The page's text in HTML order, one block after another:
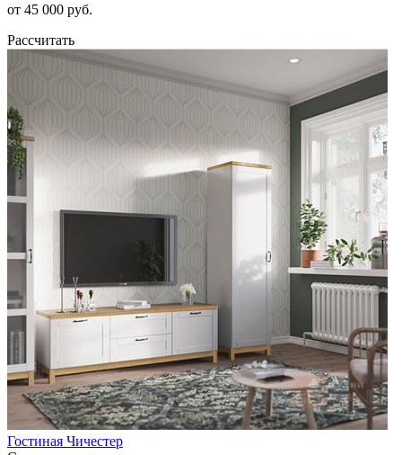
от 45 000 руб.
Рассчитать
Гостиная Чичестер